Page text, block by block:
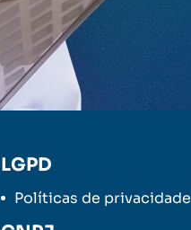
LGPD
Políticas de privacidade